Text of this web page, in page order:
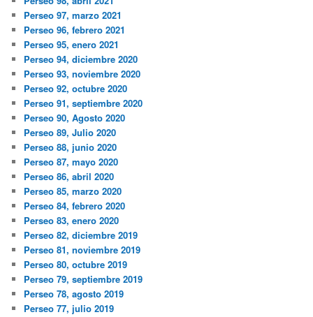
Perseo 97, marzo 2021
Perseo 96, febrero 2021
Perseo 95, enero 2021
Perseo 94, diciembre 2020
Perseo 93, noviembre 2020
Perseo 92, octubre 2020
Perseo 91, septiembre 2020
Perseo 90, Agosto 2020
Perseo 89, Julio 2020
Perseo 88, junio 2020
Perseo 87, mayo 2020
Perseo 86, abril 2020
Perseo 85, marzo 2020
Perseo 84, febrero 2020
Perseo 83, enero 2020
Perseo 82, diciembre 2019
Perseo 81, noviembre 2019
Perseo 80, octubre 2019
Perseo 79, septiembre 2019
Perseo 78, agosto 2019
Perseo 77, julio 2019